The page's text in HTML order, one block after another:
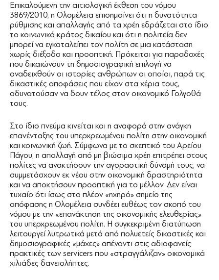
Επικαλούμενη την αιτιολογική έκθεση του νόμου
3869/2010, η Ολομέλεια επισημαίνει ότι η δυνατότητα
ρύθμισης και απαλλαγής από τα χρέη εδράζεται στο ίδιο
το κοινωνικό κράτος δικαίου και ότι η πολιτεία δεν
μπορεί να εγκαταλείπει τον πολίτη σε μια κατάσταση
χωρίς διέξοδο και προοπτική. Πρόκειται για παραδοχές
που δικαιώνουν τη δημοσιογραφική επιλογή να
αναδειχθούν οι ιστορίες ανθρώπων οι οποίοι, παρά τις
δικαστικές αποφάσεις που είχαν στα χέρια τους,
αδυνατούσαν να δουν τέλος στον οικονομικό Γολγοθά
τους.
Στο ίδιο πνεύμα κινείται και η αναφορά στην ανάγκη
επανένταξης του υπερχρεωμένου πολίτη στην οικονομική
και κοινωνική ζωή. Σύμφωνα με το σκεπτικό του Αρείου
Πάγου, η απαλλαγή από μη βιώσιμα χρέη επιτρέπει στους
πολίτες να ανακτήσουν την αγοραστική δύναμή τους, να
συμμετάσχουν εκ νέου στην οικονομική δραστηριότητα
και να αποκτήσουν προοπτική για το μέλλον. Δεν είναι
τυχαίο ότι ίσως στο πλέον «ηχηρό» σημείο της
απόφασης η Ολομέλεια συνδέει ευθέως τον σκοπό του
νόμου με την «επανάκτηση της οικονομικής ελευθερίας»
του υπερχρεωμένου πολίτη. Η συγκεκριμένη διατύπωση
λειτουργεί λυτρωτικά μετά από πολυετείς δικαστικές και
δημοσιογραφικές «μάχες» απέναντι στις αδιαφανείς
πρακτικές των servicers που «στραγγάλιζαν» οικονομικά
χιλιάδες δανειολήπτες.